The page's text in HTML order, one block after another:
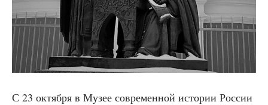
С 23 октяб­ря в Музее совре­мен­ной исто­рии Рос­сии